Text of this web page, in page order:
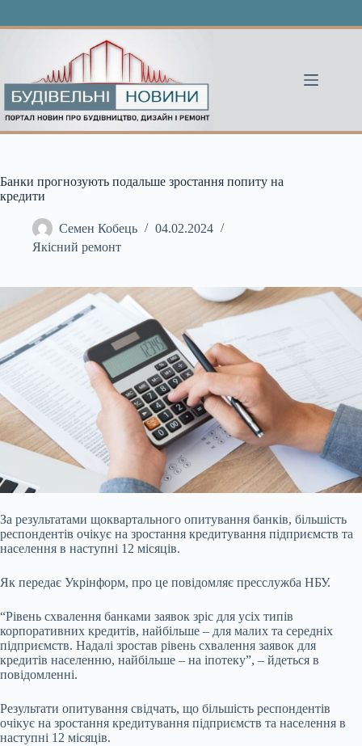
Банки прогнозують подальше зростання попиту на
кредити
Семен Кобець
04.02.2024
Якісний ремонт
За результатами щоквартального опитування банків, більшість
респондентів очікує на зростання кредитування підприємств та
населення в наступні 12 місяців.
Як передає Укрінформ, про це повідомляє пресслужба НБУ.
“Рівень схвалення банками заявок зріс для усіх типів
корпоративних кредитів, найбільше – для малих та середніх
підприємств. Надалі зростав рівень схвалення заявок для
кредитів населенню, найбільше – на іпотеку”, – йдеться в
повідомленні.
Результати опитування свідчать, що більшість респондентів
очікує на зростання кредитування підприємств та населення в
наступні 12 місяців.